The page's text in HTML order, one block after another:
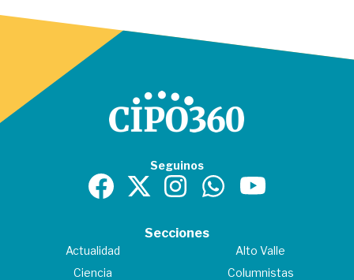
Seguinos
Secciones
Actualidad
Alto Valle
Ciencia
Columnistas